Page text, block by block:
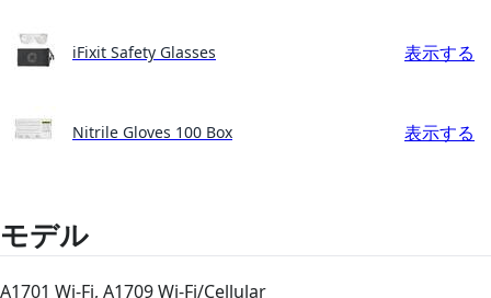
iFixit Safety Glasses 表示する
Nitrile Gloves 100 Box 表示する
モデル
A1701 Wi-Fi, A1709 Wi-Fi/Cellular